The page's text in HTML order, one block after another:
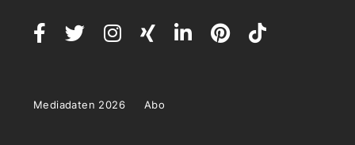
Mediadaten 2026 Abo